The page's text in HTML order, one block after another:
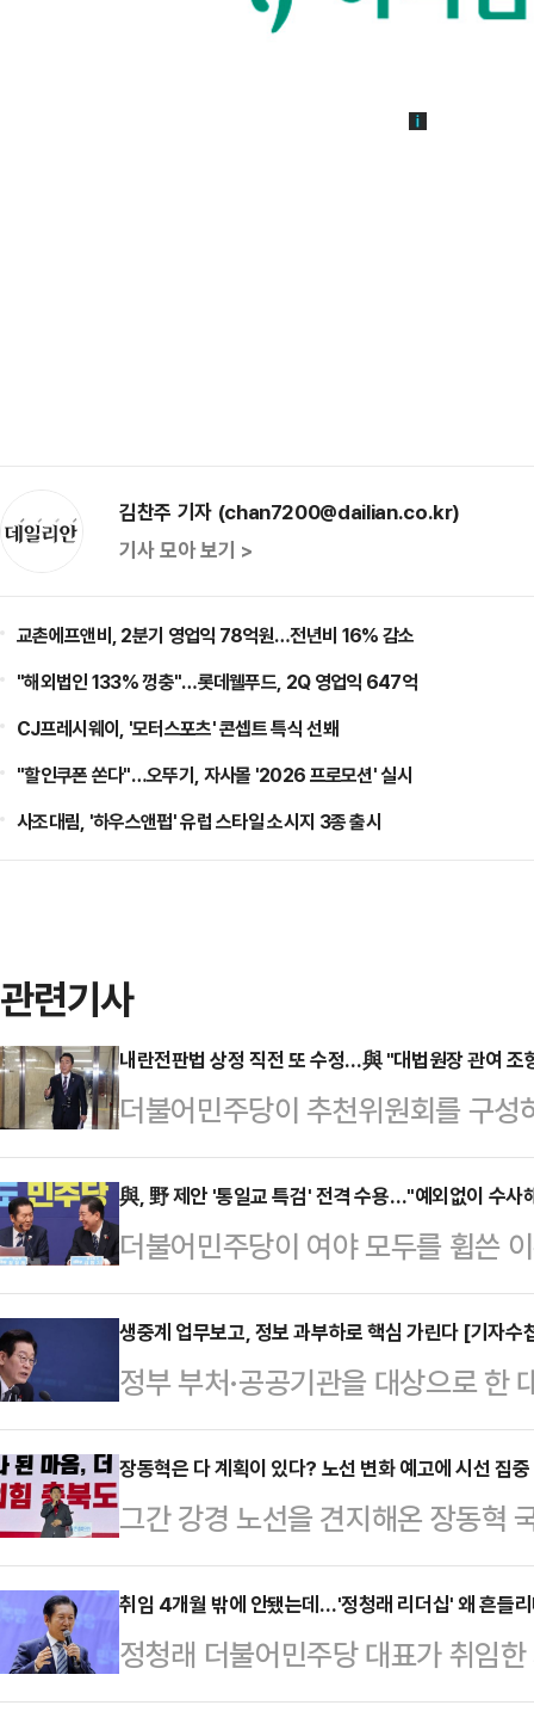
김찬주 기자 (chan7200@dailian.co.kr)
기사 모아 보기 >
교촌에프앤비, 2분기 영업익 78억원…전년비 16% 감소
"해외법인 133% 껑충"…롯데웰푸드, 2Q 영업익 647억
CJ프레시웨이, '모터스포츠' 콘셉트 특식 선봬
"할인쿠폰 쏜다"…오뚜기, 자사몰 '2026 프로모션' 실시
사조대림, '하우스앤펍' 유럽 스타일 소시지 3종 출시
관련기사
내란전판법 상정 직전 또 수정…與 "대법원장 관여 조
더불어민주당이 추천위원회를 구
의 의결 등을 거쳐 내란전담재판부
법을 당론으로 채택했다.당초 내란
장관과 헌법재판소 사무처장 등 외
를 거쳐 대법관 제청으로 대법원장
수정한 것이다.박수현 민주당 수석
중 기자들과 만나 "내란전담재판부
나고 당론으로 채택됐다"며 이같이
與, 野 제안 '통일교 특검' 전격 수용…"예외없이 수사
더불어민주당이 여야 모두를 휩쓴
관련해 "여야 정치인 누구도 예외
다"고 밝혔다. 범야권에서 제안한 '
으로 밝힌 것이다.국민의힘과 개혁
통일교 금품수수 의혹과 관련된 특
만이다.정청래 민주당 대표는 22일
하다고 내가 말씀드렸는데 못 받을
시켜 진실을 명명백…
생중계 업무보고, 정보 과부하로 핵심 가린다 [기자수
정부 부처·공공기관을 대상으로 한
되면서 크고 작은 잡음이 이어지고
운영의 투명성을 높인다는 취지로
는 의미라고 설명하고 있다. 이재
과정이 투명하게 검증돼야 되고, 또
대한 신뢰도도 커진다. 그리고 국정
업무보고를 생중계하는 배경을 직
의 말과 현장 분위기가…
장동혁은 다 계획이 있다? 노선 변화 예고에 시선 집
그간 강경 노선을 견지해온 장동혁
치권의 이목이 집중되고 있다. 윤석
책임론을 언급하며 '쇄신' 카드를
공세가 병행되면서 장동혁 대표의
심이 모아진다.21일 국민의힘에 따
취임 4개월 밖에 안됐는데…'정청래 리더십' 왜 흔들
정청래 더불어민주당 대표가 취임
위원 보궐선거를 두고 '리더십 시험